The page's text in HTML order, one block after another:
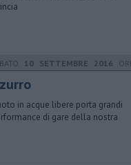
10 SETTEMBRE 2016
in acque libere porta grandi
di gare della nostra